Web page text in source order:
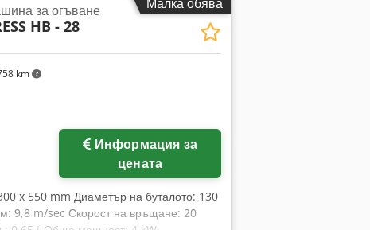
x В 1100 x Д 700 мм - Тегло: прибл. 900
km
за огъване
HB - 28
цената
x 550 mm Диаметър на буталото: 130
9,8 m/sec Скорост на връщане: 20